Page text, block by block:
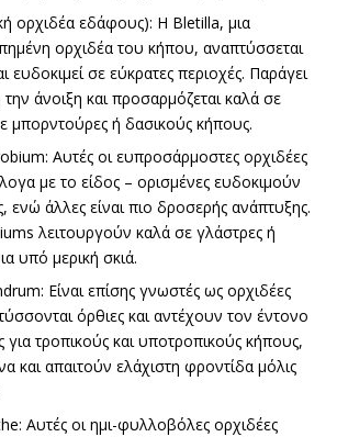
ορχιδέα εδάφους): Η Bletilla, μια
ορχιδέα του κήπου, αναπτύσσεται
σε εύκρατες περιοχές. Παράγει
άνοιξη και προσαρμόζεται καλά σε
μπορντούρες ή δασικούς κήπους.
Αυτές οι ευπροσάρμοστες ορχιδέες
με το είδος – ορισμένες ευδοκιμούν
ενώ άλλες είναι πιο δροσερής ανάπτυξης.
λειτουργούν καλά σε γλάστρες ή
υπό μερική σκιά.
Είναι επίσης γνωστές ως ορχιδέες
όρθιες και αντέχουν τον έντονο
για τροπικούς και υποτροπικούς κήπους,
και απαιτούν ελάχιστη φροντίδα μόλις
Αυτές οι ημι-φυλλοβόλες ορχιδέες